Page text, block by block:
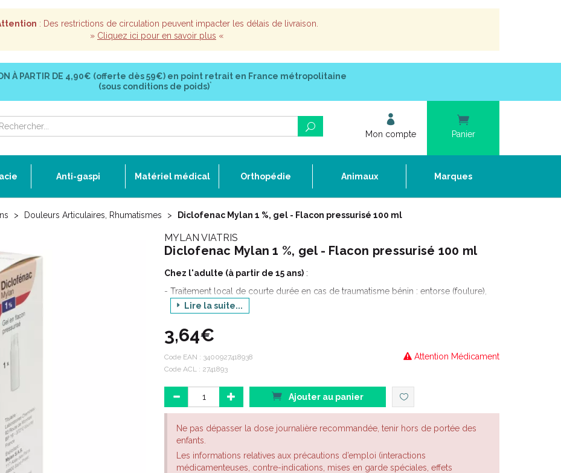
: Des restrictions de circulation peuvent impacter les délais de livraison.
» Cliquez ici pour en savoir plus «
À PARTIR DE 4,90€ (offerte dès 59€) en point retrait en France métropolitaine
(sous conditions de poids)*
Mon compte Panier
Anti-gaspi Matériel médical Orthopédie Animaux Marques
Douleurs Articulaires, Rhumatismes Diclofenac Mylan 1 %, gel - Flacon pressurisé 100 ml
MYLAN VIATRIS
Diclofenac Mylan 1 %, gel - Flacon pressurisé 100 ml
Chez l'adulte (à partir de 15 ans) :
- Traitement local de courte durée en cas de traumatisme bénin : entorse (foulure),
contusion,
ligamentaire,
- Traitement symptomatique des poussées douloureuses de l'arthrose, après au
moins un avis médical.
Lire la suite...
3,64€
Attention Médicament
Code EAN : 3400927418938
Code ACL : 2741893
Ajouter au panier
Ne pas dépasser la dose journalière recommandée, tenir hors de portée des
enfants.
Les informations relatives aux précautions d’emploi (interactions
médicamenteuses, contre-indications, mises en garde spéciales, effets